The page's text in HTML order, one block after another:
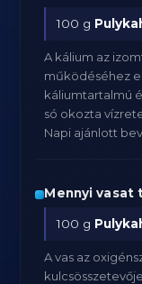
100 g
A kálium az
működéséhez
káliumtartalmú
só okozta
Napi ajánlott
Mennyi vasat
100 g
A vas az